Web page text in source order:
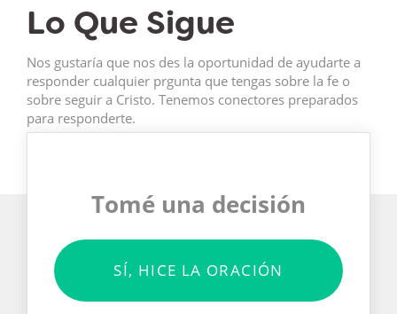
Lo Que Sigue
Nos gustaría que nos des la oportunidad de ayudarte a
responder cualquier prgunta que tengas sobre la fe o
sobre seguir a Cristo. Tenemos conectores preparados
para responderte.
Tomé una decisión
SÍ, HICE LA ORACIÓN